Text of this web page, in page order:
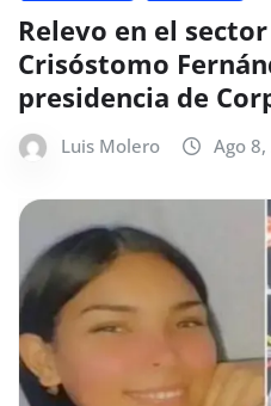
Relevo en el
Crisóstomo
presidencia de
Luis Molero Ago